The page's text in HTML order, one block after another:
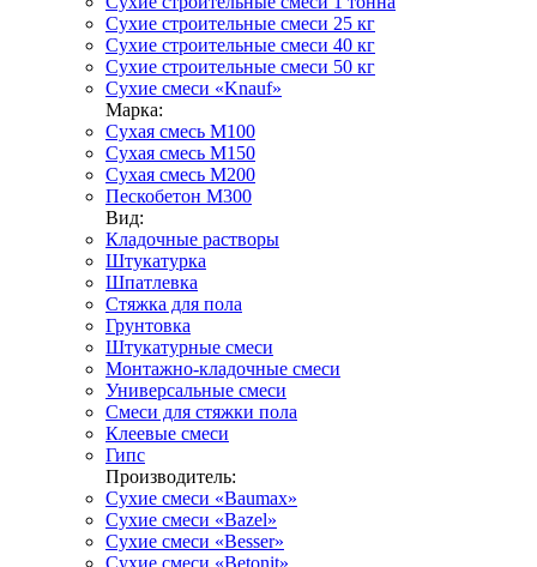
Сухие строительные смеси 25 кг
Сухие строительные смеси 40 кг
Сухие строительные смеси 50 кг
Сухие смеси «Knauf»
Марка:
Сухая смесь М100
Сухая смесь М150
Сухая смесь М200
Пескобетон М300
Вид:
Кладочные растворы
Штукатурка
Шпатлевка
Стяжка для пола
Грунтовка
Штукатурные смеси
Монтажно-кладочные смеси
Универсальные смеси
Смеси для стяжки пола
Клеевые смеси
Гипс
Производитель:
Сухие смеси «Baumax»
Сухие смеси «Bazel»
Сухие смеси «Besser»
Сухие смеси «Betonit»